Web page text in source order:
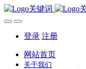
登录 注册
网站首页
关于我们